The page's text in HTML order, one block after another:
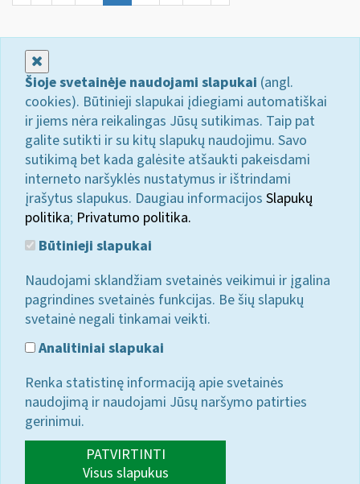
Šioje svetainėje naudojami slapukai (angl.
cookies). Būtinieji slapukai įdiegiami automatiškai
ir jiems nėra reikalingas Jūsų sutikimas. Taip pat
galite sutikti ir su kitų slapukų naudojimu. Savo
sutikimą bet kada galėsite atšaukti pakeisdami
interneto naršyklės nustatymus ir ištrindami
įrašytus slapukus. Daugiau informacijos Slapukų
politika; Privatumo politika.
Būtinieji slapukai
Naudojami sklandžiam svetainės veikimui ir įgalina
pagrindines svetainės funkcijas. Be šių slapukų
svetainė negali tinkamai veikti.
Analitiniai slapukai
Renka statistinę informaciją apie svetainės
naudojimą ir naudojami Jūsų naršymo patirties
gerinimui.
PATVIRTINTI
Visus slapukus